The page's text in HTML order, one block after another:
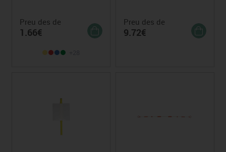
Preu des de
1.66€
Preu des de
9.72€